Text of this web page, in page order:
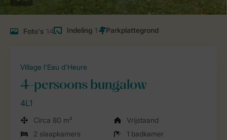
Foto's 14 Indeling 1
Village l'Eau d'Heure
4-persoons bungalow
4L1
Circa 80 m²
Vrijstaand
2 slaapkamers
1 badkamer